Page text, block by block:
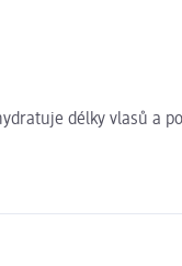
délky vlasů a